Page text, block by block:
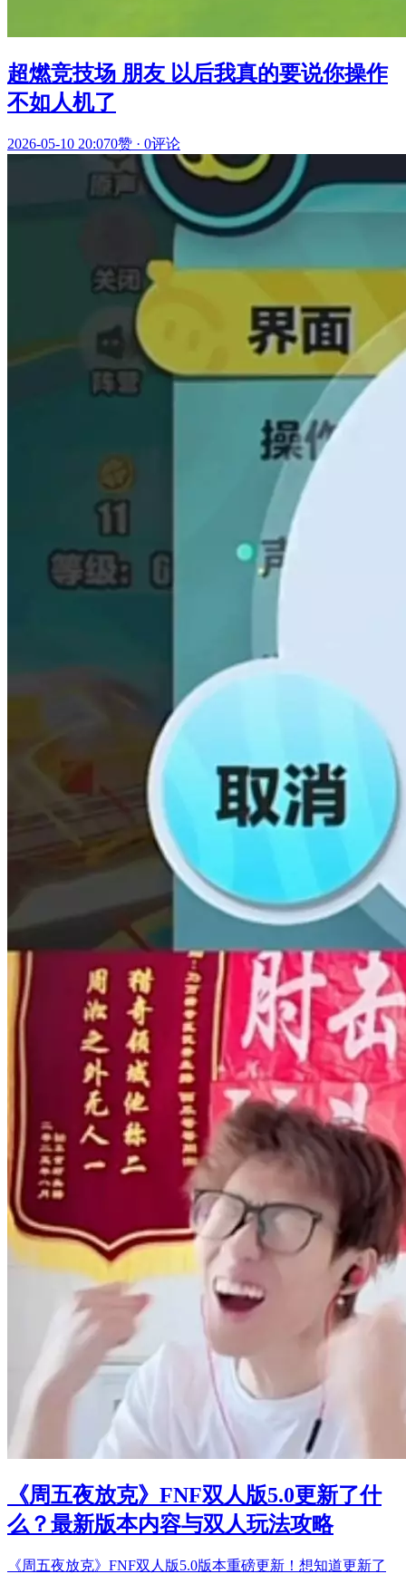
超燃竞技场 朋友 以后我真的要说你操作
不如人机了
2026-05-10 20:070赞 · 0评论
《周五夜放克》FNF双人版5.0更新了什
么？最新版本内容与双人玩法攻略
《周五夜放克》FNF双人版5.0版本重磅更新！想知道更新了